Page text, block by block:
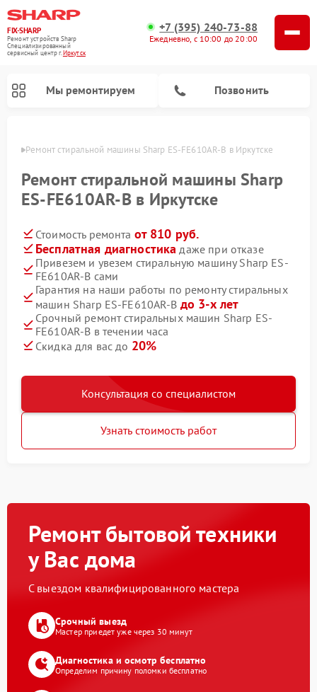
FIX-SHARP
Ремонт устройств Sharp
Специализированный
cервисный центр г.Иркутск
+7 (395) 240-73-88
Ежедневно, с 10:00 до 20:00
Мы ремонтируем Позвонить
Ремонт стиральной машины Sharp ES-FE610AR-B в Иркутске
Ремонт стиральной машины Sharp
ES-FE610AR-B в Иркутске
Стоимость ремонта от 810 руб.
Бесплатная диагностика даже при отказе
Привезем и увезем стиральную машину Sharp ES-
FE610AR-B сами
Гарантия на наши работы по ремонту стиральных
машин Sharp ES-FE610AR-B до 3-х лет
Срочный ремонт стиральных машин Sharp ES-
FE610AR-B в течении часа
Скидка для вас до 20%
Консультация со специалистом
Узнать стоимость работ
Ремонт бытовой техники
у Вас дома
С выездом квалифицированного мастера
Срочный выезд
Мастер приедет уже через 30 минут
Диагностика и осмотр бесплатно
Определим причину поломки бесплатно